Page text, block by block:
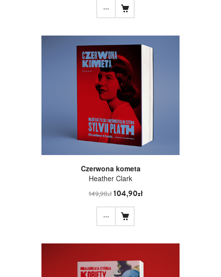
...
Czerwona kometa
Heather Clark
149,90zł104,90zł
...